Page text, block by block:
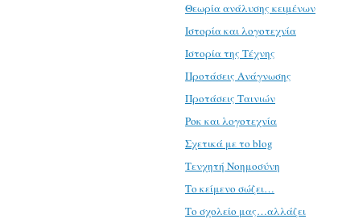
Θεωρία ανάλυσης κειμένων
Ιστορία και λογοτεχνία
Ιστορία της Τέχνης
Προτάσεις Ανάγνωσης
Προτάσεις Ταινιών
Ροκ και λογοτεχνία
Σχετικά με το blog
Τενχητή Νοημοσύνη
Το κείμενο σώζει…
Το σχολείο μας…αλλάζει